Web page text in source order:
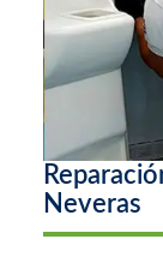
Neveras